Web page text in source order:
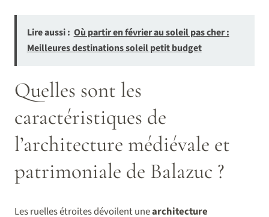
Lire aussi : Où partir en février au soleil pas cher :
Meilleures destinations soleil petit budget
Quelles sont les
caractéristiques de
l’architecture médiévale et
patrimoniale de Balazuc ?
Les ruelles étroites dévoilent unearchitecture